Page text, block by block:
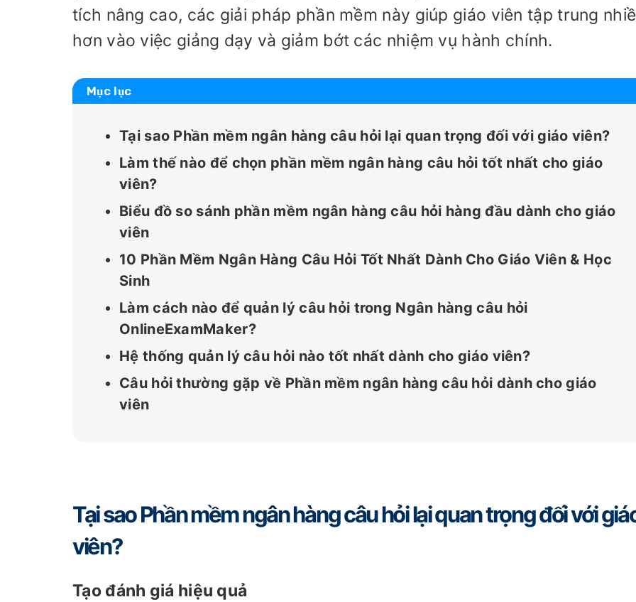
tích nâng cao, các giải pháp phần mềm này giúp giáo viên tập trung
hơn vào việc giảng dạy và giảm bớt các nhiệm vụ hành chính.
Mục lục
Tại sao Phần mềm ngân hàng câu hỏi lại quan trọng đối với giáo viên?
Làm thế nào để chọn phần mềm ngân hàng câu hỏi tốt nhất cho giáo
viên?
Biểu đồ so sánh phần mềm ngân hàng câu hỏi hàng đầu dành cho giáo
viên
10 Phần Mềm Ngân Hàng Câu Hỏi Tốt Nhất Dành Cho Giáo Viên & Học
Sinh
Làm cách nào để quản lý câu hỏi trong Ngân hàng câu hỏi
OnlineExamMaker?
Hệ thống quản lý câu hỏi nào tốt nhất dành cho giáo viên?
Câu hỏi thường gặp về Phần mềm ngân hàng câu hỏi dành cho giáo
viên
Tại sao Phần mềm ngân hàng câu hỏi lại quan trọng đối với
viên?
Tạo đánh giá hiệu quả